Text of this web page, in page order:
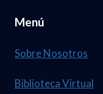
Menú
Sobre Nosotros
Biblioteca Virtual